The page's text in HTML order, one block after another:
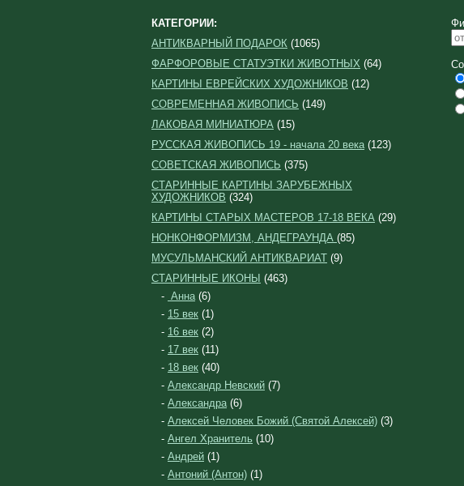
КАТЕГОРИИ:
АНТИКВАРНЫЙ ПОДАРОК (1065)
ФАРФОРОВЫЕ СТАТУЭТКИ ЖИВОТНЫХ (64)
КАРТИНЫ ЕВРЕЙСКИХ ХУДОЖНИКОВ (12)
СОВРЕМЕННАЯ ЖИВОПИСЬ (149)
ЛАКОВАЯ МИНИАТЮРА (15)
РУССКАЯ ЖИВОПИСЬ 19 - начала 20 века(123)
СОВЕТСКАЯ ЖИВОПИСЬ (375)
СТАРИННЫЕ КАРТИНЫ ЗАРУБЕЖНЫХ
ХУДОЖНИКОВ (324)
КАРТИНЫ СТАРЫХ МАСТЕРОВ 17-18 ВЕКА (29)
НОНКОНФОРМИЗМ, АНДЕГРАУНДА (85)
МУСУЛЬМАНСКИЙ АНТИКВАРИАТ (9)
СТАРИННЫЕ ИКОНЫ (463)
- Анна(6)
- 15 век (1)
- 16 век (2)
- 17 век (11)
- 18 век (40)
- Александр Невский (7)
- Александра(6)
- Алексей Человек Божий (Святой Алексей) (3)
- Ангел Хранитель (10)
- Андрей (1)
- Антоний (Антон) (1)